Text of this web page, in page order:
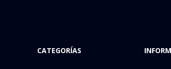
CATEGORÍAS